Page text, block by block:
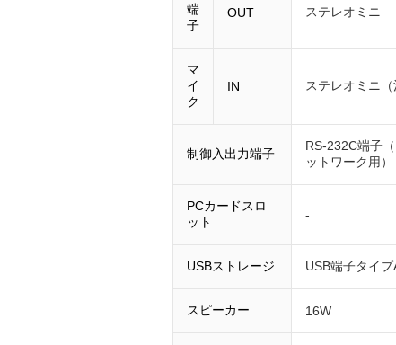
端
子
OUT ステレオミニ
マ
イ
ク
IN ステレオミニ（
制御入出力端子
RS-232C端子
ットワーク用）
PCカードスロ
ット
-
USBストレージ USB端子タイプ
スピーカー 16W